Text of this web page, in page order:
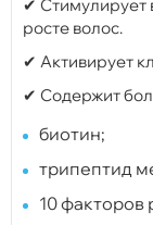
✔ Стимулирует
росте волос.
✔ Активирует
✔ Содержит
биотин;
трипептид
10 факторов